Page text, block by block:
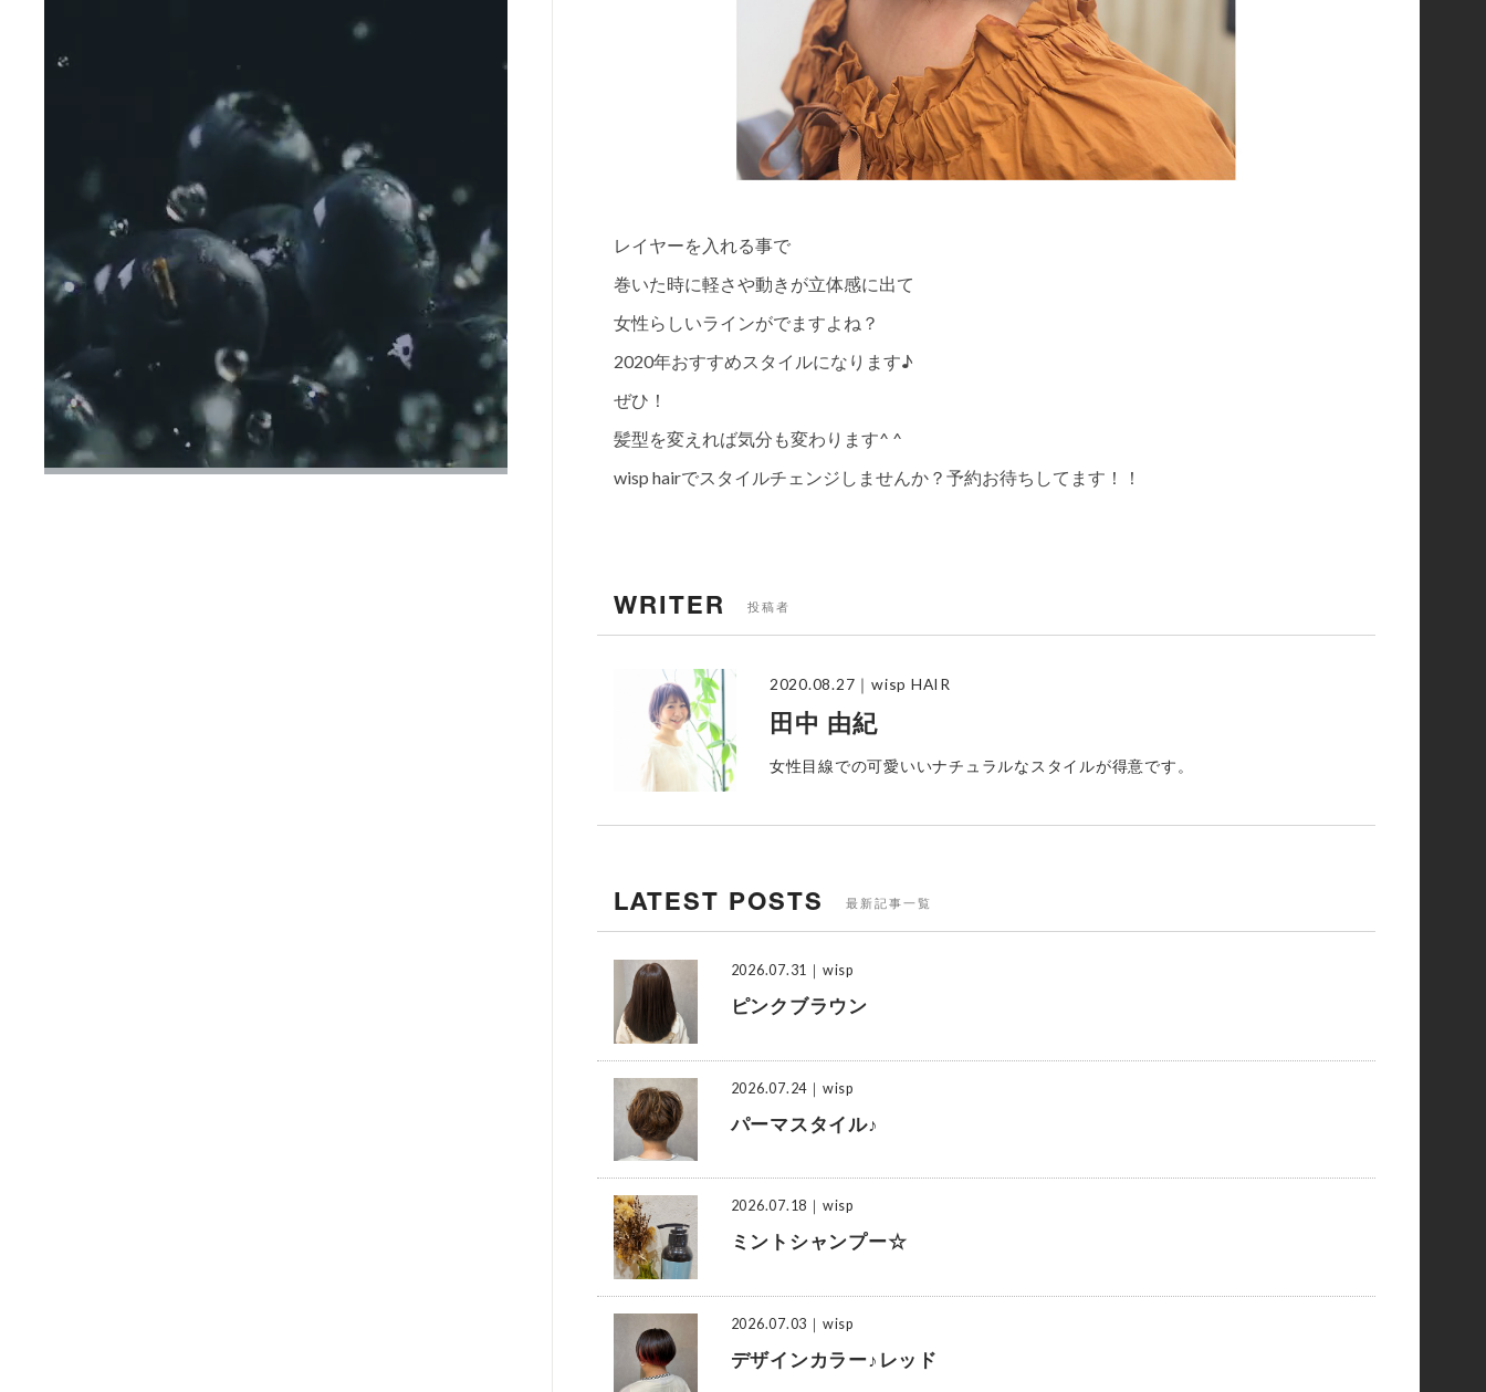
レイヤーを入れる事で
巻いた時に軽さや動きが立体感に出て
女性らしいラインがでますよね？
2020年おすすめスタイルになります♪
ぜひ！
髪型を変えれば気分も変わります^ ^
wisp hairでスタイルチェンジしませんか？予約お待ちしてます！！
WRITER 投稿者
2020.08.27 ｜wisp HAIR
田中 由紀
女性目線での可愛いいナチュラルなスタイルが得意です。
LATEST POSTS 最新記事一覧
2026.07.31 ｜wisp
ピンクブラウン
2026.07.24 ｜wisp
パーマスタイル♪
2026.07.18 ｜wisp
ミントシャンプー☆
2026.07.03 ｜wisp
デザインカラー♪レッド